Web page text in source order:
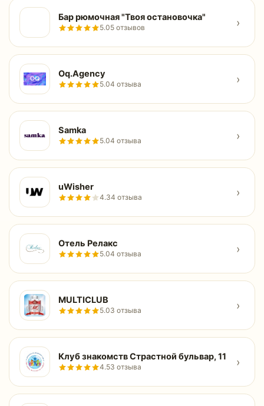
Бар рюмочная "Твоя остановочка"
5.05 отзывов ›
Oq.Agency
5.04 отзыва ›
Samka
5.04 отзыва ›
uWisher
4.34 отзыва ›
Отель Релакс
5.04 отзыва ›
MULTICLUB
5.03 отзыва ›
Клуб знакомств Страстной бульвар, 11
4.53 отзыва ›